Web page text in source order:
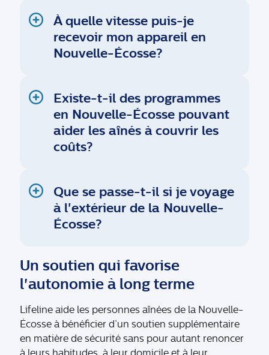
À quelle vitesse puis-je
recevoir mon appareil en
Nouvelle-Écosse?
Existe-t-il des programmes
en Nouvelle-Écosse pouvant
aider les aînés à couvrir les
coûts?
Que se passe-t-il si je voyage
à l'extérieur de la Nouvelle-
Écosse?
Un soutien qui favorise
l'autonomie à long terme
Lifeline aide les personnes aînées de la Nouvelle-
Écosse à bénéficier d’un soutien supplémentaire
en matière de sécurité sans pour autant renoncer